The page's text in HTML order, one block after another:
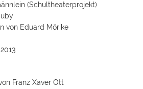
(Schultheaterprojekt)
von Eduard Mörike
Franz Xaver Ott